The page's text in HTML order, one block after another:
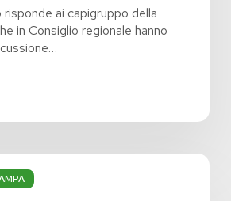
risponde ai capigruppo della
in Consiglio regionale hanno